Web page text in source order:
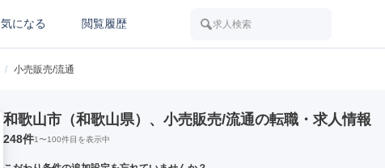
気になる 閲覧履歴 求人検索
/ 小売販売/流通
和歌山市（和歌山県）、小売販売/流通の転職・求人情報
248件1〜100件目を表示中